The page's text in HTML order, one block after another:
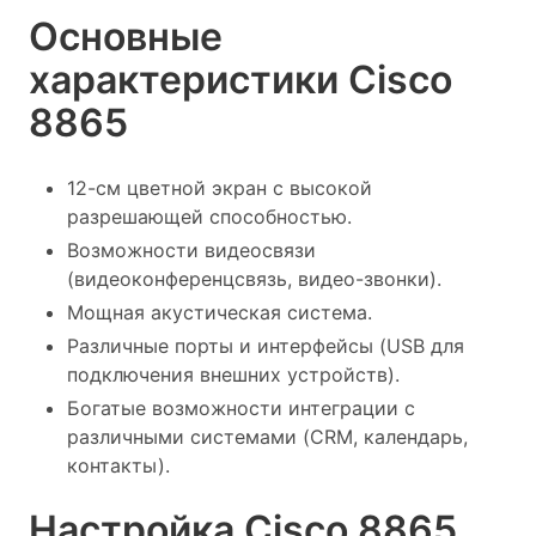
Основные
характеристики Cisco
8865
12-см цветной экран с высокой
разрешающей способностью.
Возможности видеосвязи
(видеоконференцсвязь, видео-звонки).
Мощная акустическая система.
Различные порты и интерфейсы (USB для
подключения внешних устройств).
Богатые возможности интеграции с
различными системами (CRM, календарь,
контакты).